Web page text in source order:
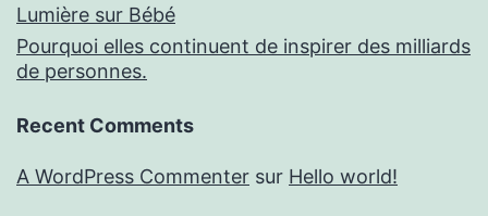
Lumière sur Bébé
Pourquoi elles continuent de inspirer des milliards
de personnes.
Recent Comments
A WordPress Commenter sur Hello world!